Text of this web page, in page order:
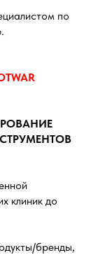
по
клиник до
бренды,